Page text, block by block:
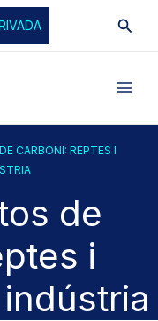
CARBONI: REPTES I
de
i